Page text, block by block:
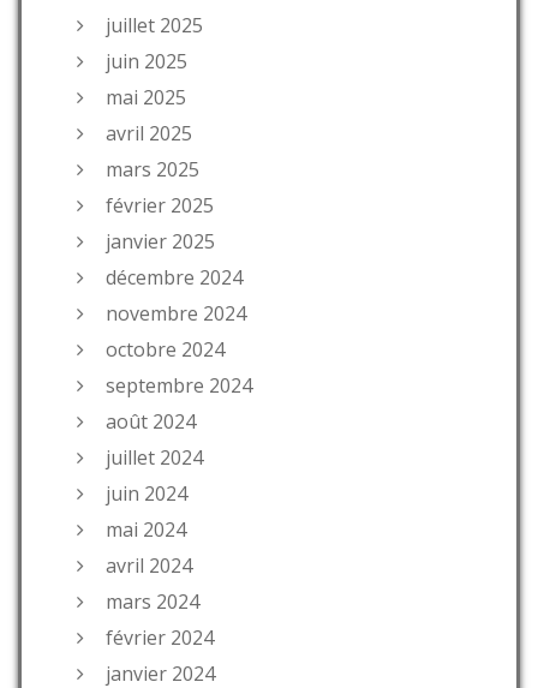
juillet 2025
juin 2025
mai 2025
avril 2025
mars 2025
février 2025
janvier 2025
décembre 2024
novembre 2024
octobre 2024
septembre 2024
août 2024
juillet 2024
juin 2024
mai 2024
avril 2024
mars 2024
février 2024
janvier 2024